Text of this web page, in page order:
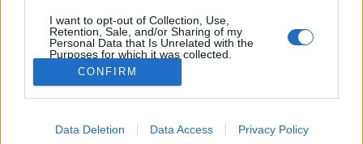
I want to opt-out of Collection, Use,
Retention, Sale, and/or Sharing of my
Personal Data that Is Unrelated with the
Purposes for which it was collected.
Opted Out
Google consents
I want to allow Google to enable storage
CONFIRM
Data Deletion Data Access Privacy Policy
kímélik a tenyerünket,…